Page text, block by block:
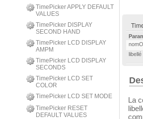
TimePicker APPLY DEFAULT
VALUES
TimePicker DISPLAY
SECOND HAND
TimePicker LCD DISPLAY
AMPM
TimePicker LCD DISPLAY
SECONDS
TimePicker LCD SET
COLOR
TimePicker LCD SET MODE
TimePicker RESET
DEFAULT VALUES
libellé
La